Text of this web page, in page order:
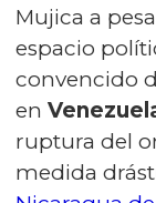
Mujica a
espacio
convencido
en
ruptura del
medida